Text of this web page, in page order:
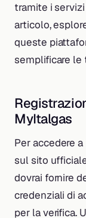
tramite i
articolo,
queste
semplificare le
MyItalgas
Per accedere
sul sito
dovrai fornire
credenziali di
per la verifica.